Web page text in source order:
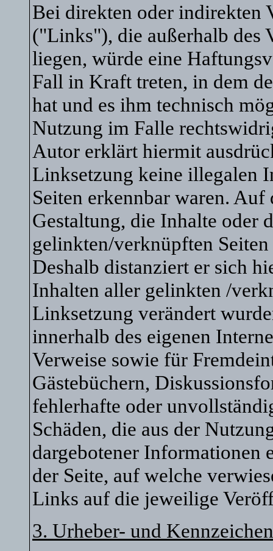
Bei direkten oder indirekten
("Links"), die außerhalb des
liegen, würde eine
Fall in Kraft treten, in dem
hat und es ihm technisch
Nutzung im Falle
Autor erklärt hiermit
Linksetzung keine illegalen
Seiten erkennbar waren.
Gestaltung, die Inhalte oder
gelinkten/verknüpften
Deshalb distanziert er sich
Inhalten aller gelinkten /
Linksetzung verändert
innerhalb des eigenen
Verweise sowie für
Gästebüchern,
fehlerhafte oder
Schäden, die aus der
dargebotener Informationen
der Seite, auf welche
Links auf die jeweilige
3. Urheber- und